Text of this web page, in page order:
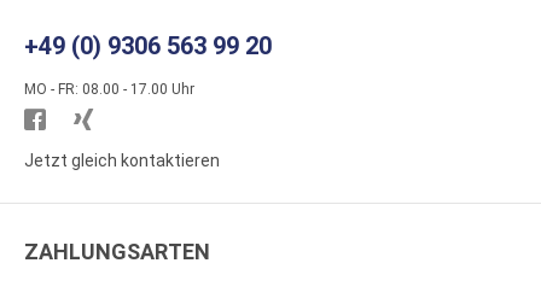
+49 (0) 9306 563 99 20
MO - FR: 08.00 - 17.00 Uhr
Besuchen
Sie
auf
Sie
auf
Jetzt gleich kontaktieren
ZAHLUNGSARTEN